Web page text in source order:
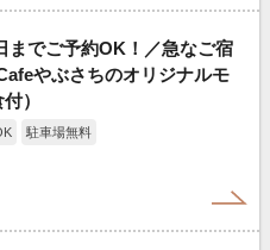
までご予約OK！／急なご宿
やぶさちのオリジナルモ
）
駐車場無料